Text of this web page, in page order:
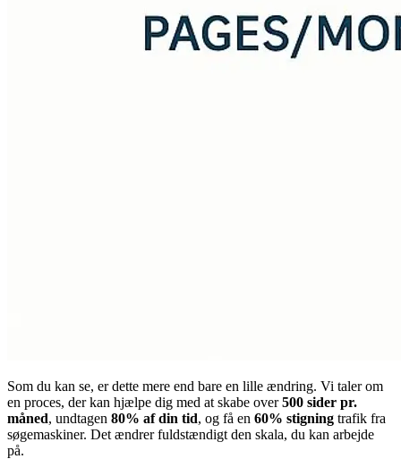
Som du kan se, er dette mere end bare en lille ændring. Vi taler om
en proces, der kan hjælpe dig med at skabe over500 sider pr.
måned, undtagen 80% af din tid, og få en 60% stigning trafik fra
søgemaskiner. Det ændrer fuldstændigt den skala, du kan arbejde
på.